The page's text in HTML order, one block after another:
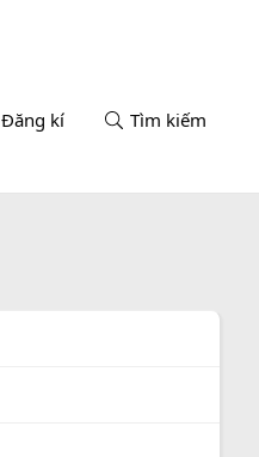
Đăng kí Tìm kiếm